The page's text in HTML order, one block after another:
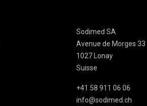
Sodimed SA
Avenue de Morges 33
1027 Lonay
Suisse
+41 58 911 06 06
info@sodimed.ch